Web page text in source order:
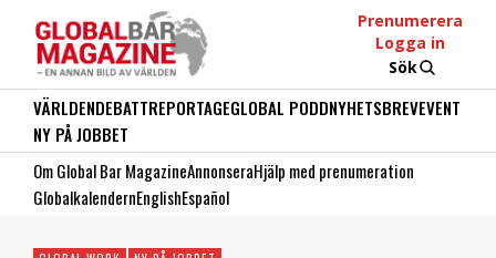
Prenumerera
Logga in
Sök
VÄRLDENDEBATTREPORTAGEGLOBAL PODDNYHETSBREVEVENT
NY PÅ JOBBET
Om Global Bar MagazineAnnonseraHjälp med prenumeration
GlobalkalendernEnglishEspañol